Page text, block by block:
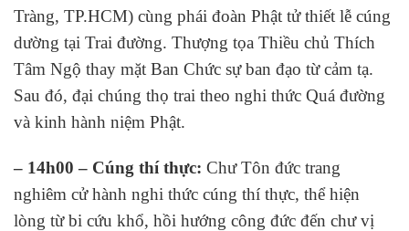
Tràng, TP.HCM) cùng phái đoàn Phật tử thiết lễ cúng
dường tại Trai đường. Thượng tọa Thiều chủ Thích
Tâm Ngộ thay mặt Ban Chức sự ban đạo từ cảm tạ.
Sau đó, đại chúng thọ trai theo nghi thức Quá đường
và kinh hành niệm Phật.
– 14h00 – Cúng thí thực: Chư Tôn đức trang
nghiêm cử hành nghi thức cúng thí thực, thể hiện
lòng từ bi cứu khổ, hồi hướng công đức đến chư vị